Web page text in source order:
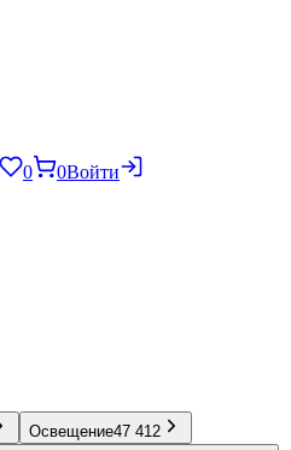
0 0Войти
Освещение47 412